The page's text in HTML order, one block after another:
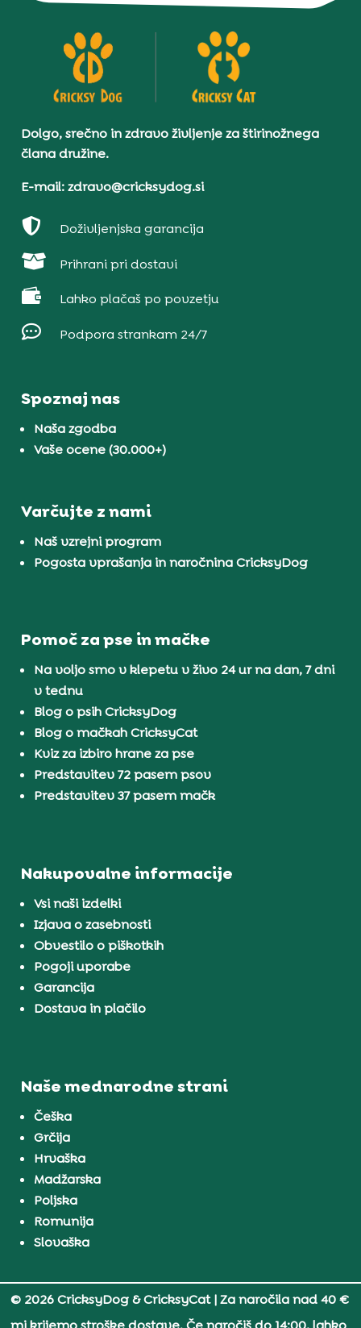
Dolgo, srečno in zdravo življenje za štirinožnega
člana družine.
E-mail: zdravo@cricksydog.si
 Doživljenjska garancija
 Prihrani pri dostavi
 Lahko plačaš po povzetju
 Podpora strankam 24/7
Spoznaj nas
Naša zgodba
Vaše ocene (30.000+)
Varčujte z nami
Naš vzrejni program
Pogosta vprašanja in naročnina CricksyDog
Pomoč za pse in mačke
Na voljo smo v klepetu v živo 24 ur na dan, 7 dni
v tednu
Blog o psih CricksyDog
Blog o mačkah CricksyCat
Kviz za izbiro hrane za pse
Predstavitev 72 pasem psov
Predstavitev 37 pasem mačk
Nakupovalne informacije
Vsi naši izdelki
Izjava o zasebnosti
Obvestilo o piškotkih
Pogoji uporabe
Garancija
Dostava in plačilo
Naše mednarodne strani
Češka
Grčija
Hrvaška
Madžarska
Poljska
Romunija
Slovaška
© 2026 CricksyDog & CricksyCat| Za naročila nad 40 €